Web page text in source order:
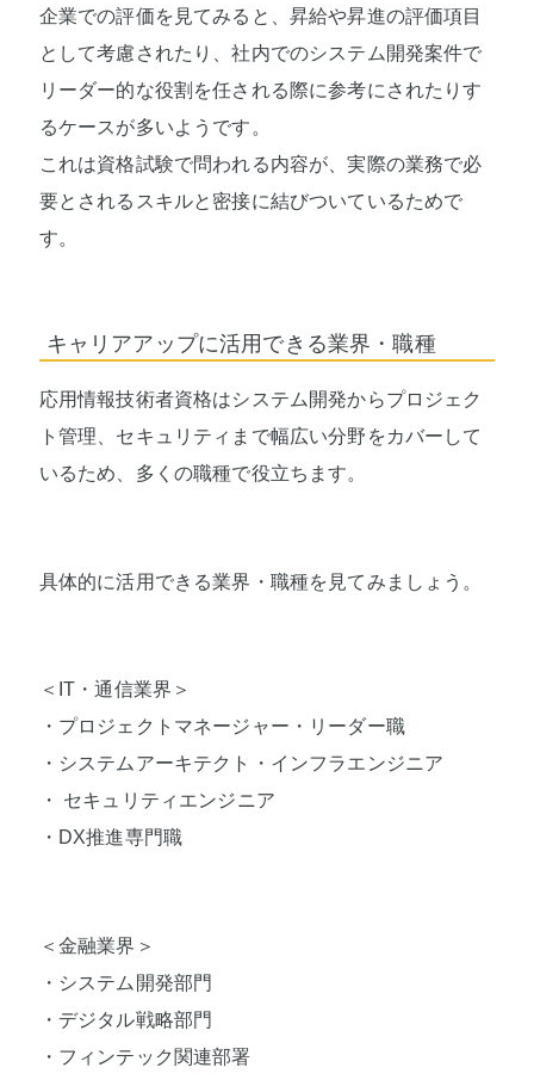
企業での評価を見てみると、昇給や昇進の評価項目
として考慮されたり、社内でのシステム開発案件で
リーダー的な役割を任される際に参考にされたりす
るケースが多いようです。
これは資格試験で問われる内容が、実際の業務で必
要とされるスキルと密接に結びついているためで
す。
キャリアアップに活用できる業界・職種
応用情報技術者資格はシステム開発からプロジェク
ト管理、セキュリティまで幅広い分野をカバーして
いるため、多くの職種で役立ちます。
具体的に活用できる業界・職種を見てみましょう。
＜IT・通信業界＞
・プロジェクトマネージャー・リーダー職
・システムアーキテクト・インフラエンジニア
・ セキュリティエンジニア
・DX推進専門職
＜金融業界＞
・システム開発部門
・デジタル戦略部門
・フィンテック関連部署